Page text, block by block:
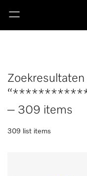
Zoekresultaten
– 309 items
309 list items